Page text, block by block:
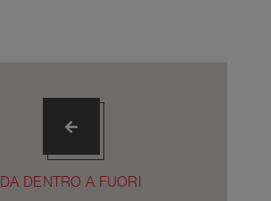
DA DENTRO A FUORI